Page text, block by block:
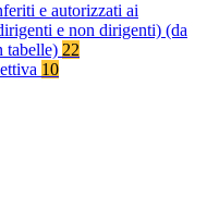
e autorizzati ai
e non dirigenti) (da
tabelle) 22
10